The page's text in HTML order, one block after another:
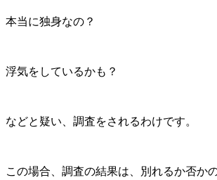
本当に独身なの？
浮気をしているかも？
などと疑い、調査をされるわけです。
この場合、調査の結果は、別れるか否か